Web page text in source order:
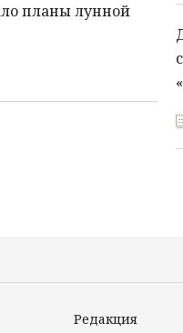
планы лунной
Редакция